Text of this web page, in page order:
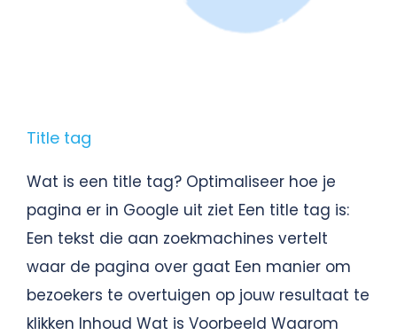
Title tag
Wat is een title tag? Optimaliseer hoe je
pagina er in Google uit ziet Een title tag is:
Een tekst die aan zoekmachines vertelt
waar de pagina over gaat Een manier om
bezoekers te overtuigen op jouw resultaat te
klikken Inhoud Wat is Voorbeeld Waarom